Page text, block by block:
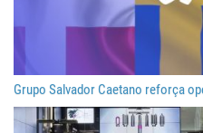
Grupo Salvador Caetano reforça